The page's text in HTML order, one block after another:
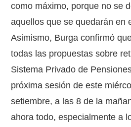
como máximo, porque no se
aquellos que se quedarán en
Asimismo, Burga confirmó
todas las propuestas sobre
Sistema Privado de
próxima sesión de este
setiembre, a las 8 de la
ahora todo, especialmente a